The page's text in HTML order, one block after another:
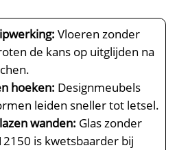
Vloeren zonder
de kans op uitglijden na
hoeken: Designmeubels
leiden sneller tot letsel.​
wanden: Glas zonder
is kwetsbaarder bij